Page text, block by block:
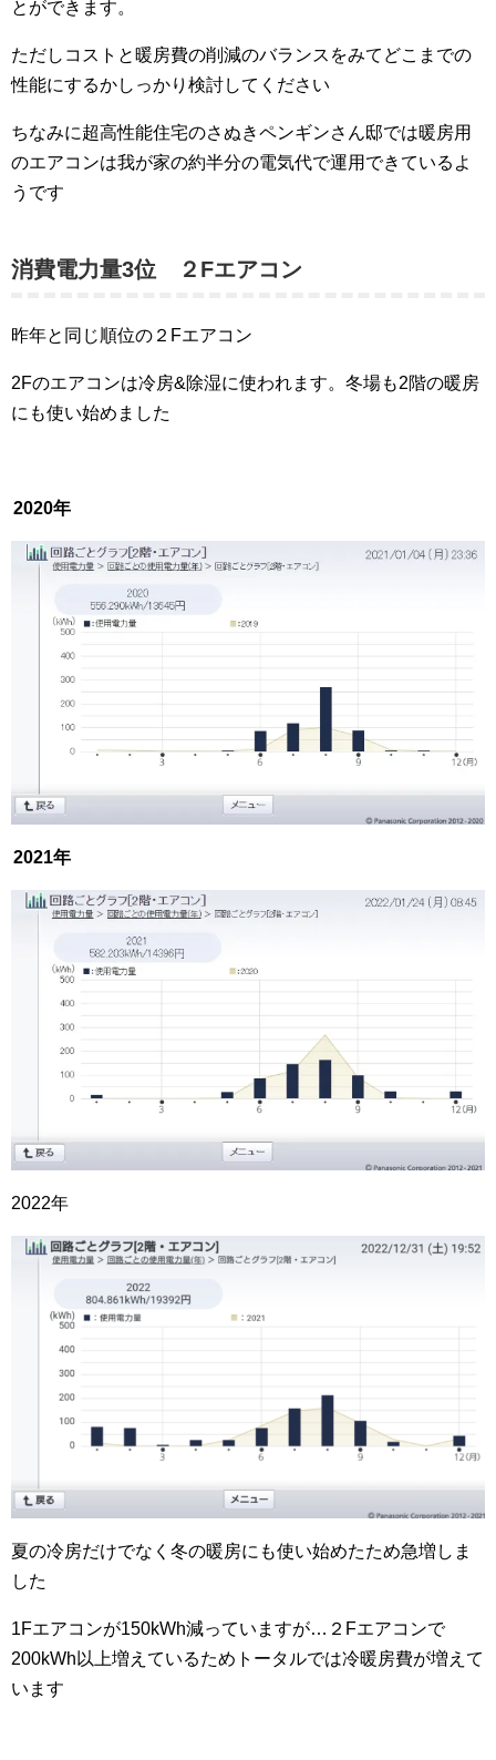
とができます。
ただしコストと暖房費の削減のバランスをみてどこまでの
性能にするかしっかり検討してください
ちなみに超高性能住宅のさぬきペンギンさん邸では暖房用
のエアコンは我が家の約半分の電気代で運用できているよ
うです
消費電力量3位 ２Fエアコン
昨年と同じ順位の２Fエアコン
2Fのエアコンは冷房&除湿に使われます。冬場も2階の暖房
にも使い始めました
2020年
2021年
2022年
夏の冷房だけでなく冬の暖房にも使い始めたため急増しま
した
1Fエアコンが150kWh減っていますが…２Fエアコンで
200kWh以上増えているためトータルでは冷暖房費が増えて
います